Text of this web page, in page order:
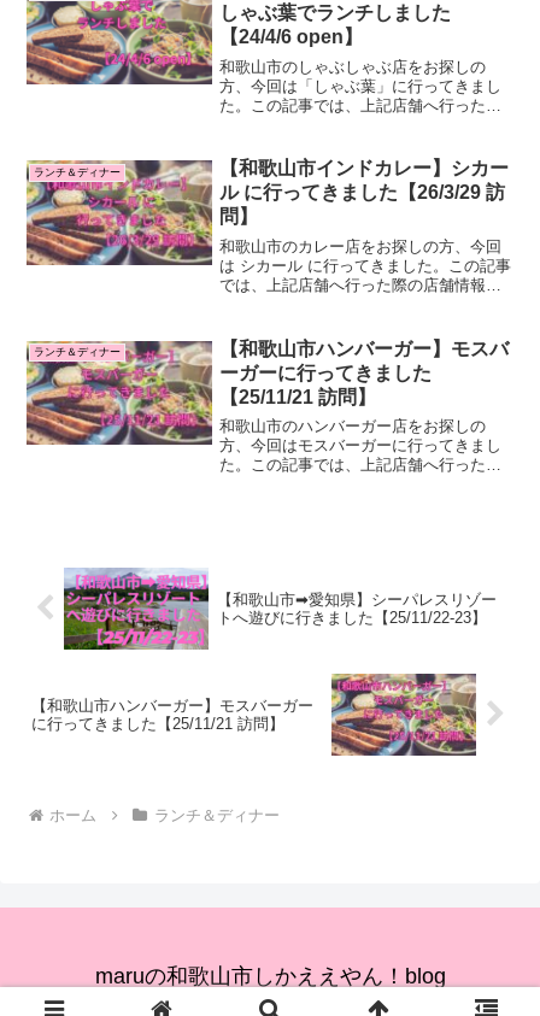
しゃぶ葉でランチしました
【24/4/6 open】
和歌山市のしゃぶしゃぶ店をお探しの
方、今回は「しゃぶ葉」に行ってきまし
た。この記事では、上記店舗へ行った際
討している皆様へ私のブログでは和歌山
市のランチ、ディナーに実際...
ランチ＆ディナー
【和歌山市インドカレー】シカー
ル に行ってきました【26/3/29 訪
問】
和歌山市のカレー店をお探しの方、今回
は シカール に行ってきました。この記事
では、上記店舗へ行った際の店舗情報・
様へ私のブログでは和歌山市のランチ、
ディナーに実際に行っ...
ランチ＆ディナー
【和歌山市ハンバーガー】モスバ
ーガーに行ってきました
【25/11/21 訪問】
和歌山市のハンバーガー店をお探しの
方、今回はモスバーガーに行ってきまし
た。この記事では、上記店舗へ行った際
【和歌山市➡愛知県】シーパレスリゾー
トへ遊びに行きました【25/11/22-23】
【和歌山市ハンバーガー】モスバーガー
に行ってきました【25/11/21 訪問】
ホーム ランチ＆ディナー
maruの和歌山市しかええやん！blog
© 2024 maruの和歌山市しかええやん！blog.